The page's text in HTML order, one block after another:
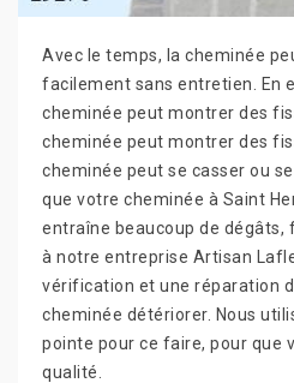
Avec le temps, la cheminée
facilement sans entretien. En
cheminée peut montrer des
cheminée peut montrer des
cheminée peut se casser ou
que votre cheminée à Saint
entraîne beaucoup de dégâts,
à notre entreprise Artisan
vérification et une réparation
cheminée détériorer. Nous
pointe pour ce faire, pour que
qualité.